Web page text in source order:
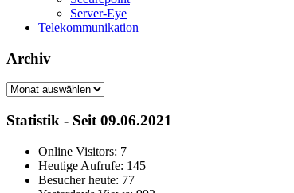
Server-Eye
Telekommunikation
Archiv
Archiv
Statistik - Seit 09.06.2021
Online Visitors: 7
Heutige Aufrufe: 145
Besucher heute: 77